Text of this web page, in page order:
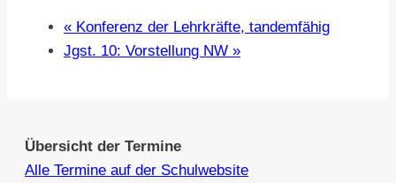
« Konferenz der Lehrkräfte, tandemfähig
Jgst. 10: Vorstellung NW »
Übersicht der Termine
Alle Termine auf der Schulwebsite